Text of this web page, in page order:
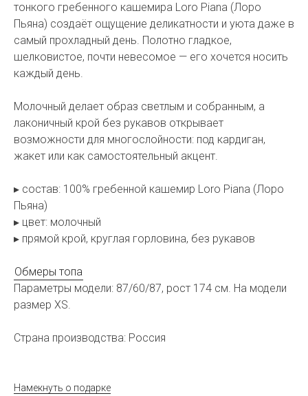
тонкого гребенного кашемира Loro Piana (Лоро
Пьяна) создаёт ощущение деликатности и уюта даже в
самый прохладный день. Полотно гладкое,
шелковистое, почти невесомое — его хочется носить
каждый день.
Молочный делает образ светлым и собранным, а
лаконичный крой без рукавов открывает
возможности для многослойности: под кардиган,
жакет или как самостоятельный акцент.
▸ состав: 100% гребенной кашемир Loro Piana (Лоро
Пьяна)
▸ цвет: молочный
▸ прямой крой, круглая горловина, без рукавов
Обмеры топа
Параметры модели: 87/60/87, рост 174 см. На модели
размер XS.
Страна производства: Россия
Намекнуть о подарке